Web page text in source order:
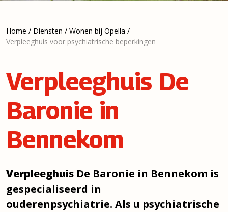
Home / Diensten / Wonen bij Opella /
Verpleeghuis voor psychiatrische beperkingen
Verpleeghuis De
Baronie in
Bennekom
Verpleeghuis De Baronie in Bennekom is
gespecialiseerd in
ouderenpsychiatrie. Als u psychiatrische